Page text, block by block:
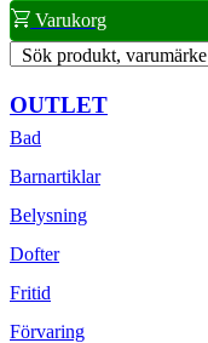
Varukorg
Sök produkt, varumärke
OUTLET
Bad
Barnartiklar
Belysning
Dofter
Fritid
Förvaring